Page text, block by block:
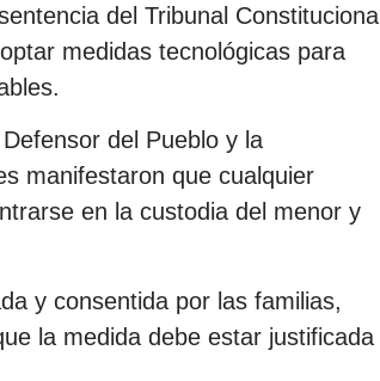
del Tribunal Constitucional
medidas tecnológicas para
del Pueblo y la
manifestaron que cualquier
en la custodia del menor y
y consentida por las familias,
la medida debe estar justificada